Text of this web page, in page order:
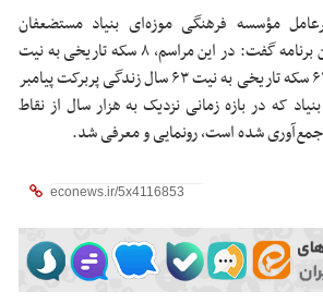
مؤسسه فرهنگی موزه‌ای بنیاد مستضعفان
انقلاب اسلامی نیز در این برنامه گفت: در این مراسم، ۸ سکه تاریخی به نیت
امام هشتم (ع) به همراه ۶۳ سکه تاریخی به نیت ۶۳ سال زندگی پربرکت پیامبر
که در بازه زمانی نزدیک به هزار سال از نقاط
شده است، رونمایی و معرفی شد.‌